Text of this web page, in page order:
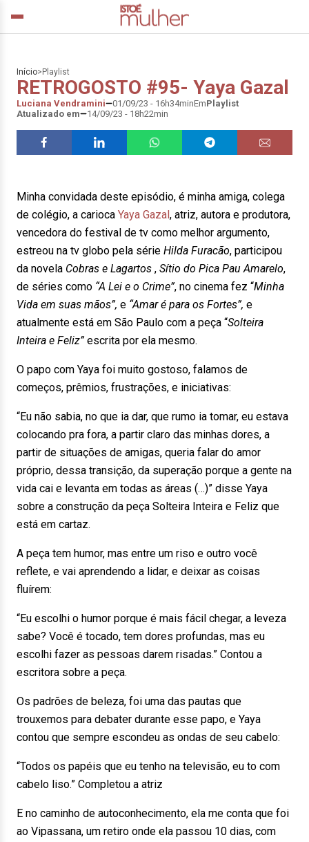
Início> Playlist
RETROGOSTO #95- Yaya Gazal
Luciana Vendramini 01/09/23 - 16h34minEmPlaylist
Atualizado em
14/09/23 - 18h22min
Minha convidada deste episódio, é minha amiga, colega
de colégio, a carioca Yaya Gazal, atriz, autora e produtora,
vencedora do festival de tv como melhor argumento,
estreou na tv globo pela série Hilda Furacão, participou
da novela Cobras e Lagartos , Sítio do Pica Pau Amarelo,
de séries como “A Lei e o Crime”, no cinema fez “Minha
Vida em suas mãos”, e “Amar é para os Fortes”, e
atualmente está em São Paulo com a peça “Solteira
Inteira e Feliz”escrita por ela mesmo.
O papo com Yaya foi muito gostoso, falamos de
começos, prêmios, frustrações, e iniciativas:
“Eu não sabia, no que ia dar, que rumo ia tomar, eu estava
colocando pra fora, a partir claro das minhas dores, a
partir de situações de amigas, queria falar do amor
próprio, dessa transição, da superação porque a gente na
vida cai e levanta em todas as áreas (…)” disse Yaya
sobre a construção da peça Solteira Inteira e Feliz que
está em cartaz.
A peça tem humor, mas entre um riso e outro você
reflete, e vai aprendendo a lidar, e deixar as coisas
fluírem:
“Eu escolhi o humor porque é mais fácil chegar, a leveza
sabe? Você é tocado, tem dores profundas, mas eu
escolhi fazer as pessoas darem risadas.” Contou a
escritora sobre a peça.
Os padrões de beleza, foi uma das pautas que
trouxemos para debater durante esse papo, e Yaya
contou que sempre escondeu as ondas de seu cabelo:
“Todos os papéis que eu tenho na televisão, eu to com
cabelo liso.” Completou a atriz
E no caminho de autoconhecimento, ela me conta que foi
ao Vipassana, um retiro onde ela passou 10 dias, com